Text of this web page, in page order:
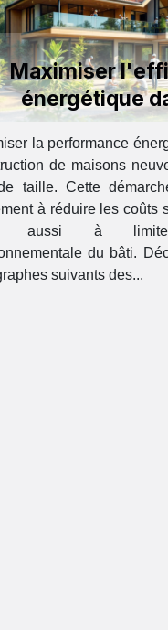
Maximiser
énergétique
construction de
neuves
la performance
de maisons
taille. Cette
à réduire les coûts
aussi à limiter
du bâti.
suivants des...